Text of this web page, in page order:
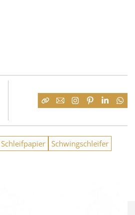
Schleifpapier Schwingschleifer